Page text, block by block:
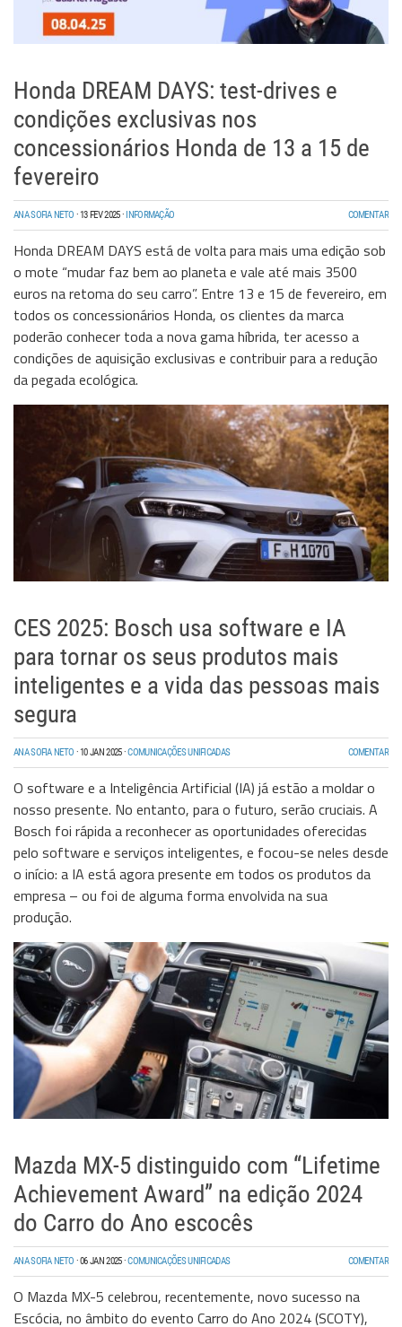
Honda DREAM DAYS: test-drives e
condições exclusivas nos
concessionários Honda de 13 a 15 de
fevereiro
ANA SOFIA NETO ·13 FEV 2025· INFORMAÇÃO COMENTAR
Honda DREAM DAYS está de volta para mais uma edição sob
o mote “mudar faz bem ao planeta e vale até mais 3500
euros na retoma do seu carro”. Entre 13 e 15 de fevereiro, em
todos os concessionários Honda, os clientes da marca
poderão conhecer toda a nova gama híbrida, ter acesso a
condições de aquisição exclusivas e contribuir para a redução
da pegada ecológica.
CES 2025: Bosch usa software e IA
para tornar os seus produtos mais
inteligentes e a vida das pessoas mais
segura
ANA SOFIA NETO ·10 JAN 2025·COMUNICAÇÕES UNIFICADAS COMENTAR
O software e a Inteligência Artificial (IA) já estão a moldar o
nosso presente. No entanto, para o futuro, serão cruciais. A
Bosch foi rápida a reconhecer as oportunidades oferecidas
pelo software e serviços inteligentes, e focou-se neles desde
o início: a IA está agora presente em todos os produtos da
empresa – ou foi de alguma forma envolvida na sua
produção.
Mazda MX-5 distinguido com “Lifetime
Achievement Award” na edição 2024
do Carro do Ano escocês
ANA SOFIA NETO ·06 JAN 2025·COMUNICAÇÕES UNIFICADAS COMENTAR
O Mazda MX-5 celebrou, recentemente, novo sucesso na
Escócia, no âmbito do evento Carro do Ano 2024 (SCOTY),